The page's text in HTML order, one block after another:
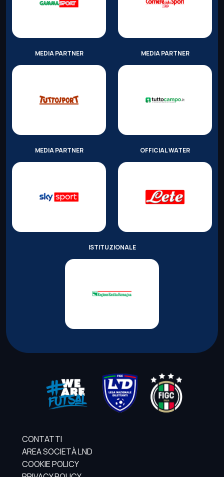
MEDIA PARTNER MEDIA PARTNER
MEDIA PARTNER OFFICIAL WATER
ISTITUZIONALE
CONTATTI
AREA SOCIETÀ LND
COOKIE POLICY